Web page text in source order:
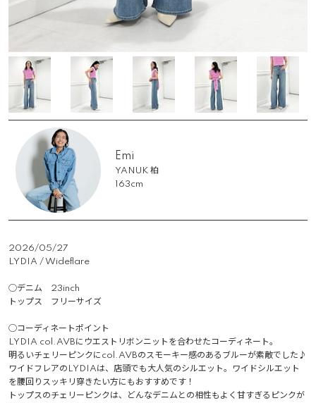
Emi
YANUK 柏
163cm
2026/05/27
LYDIA / Wideflare
◯デニム　23inch
トップス　フリーサイズ
◯コーディネートポイント
LYDIA col.AVBにウエストリボンニットを合わせたコーディネート。
明るいチェリーピンクにcol.AVBのスモーキー感のあるブルーが素敵でした♪
ワイドフレアのLYDIAは、店頭でも大人気のシルエット。ワイドシルエット
を腰回りスッキリ穿きたい方にもおすすめです！
トップスのチェリーピンクは、どんなデニムとの相性もよく甘すぎるピンクが